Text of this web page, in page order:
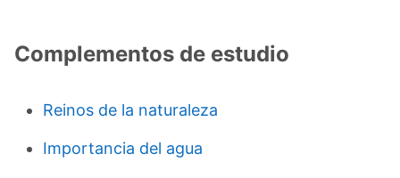
Complementos de estudio
Reinos de la naturaleza
Importancia del agua